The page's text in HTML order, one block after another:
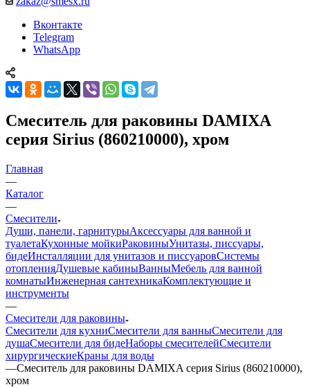
Вконтакте
Telegram
WhatsApp
Смеситель для раковины DAMIXA
серия Sirius (860210000), хром
Главная
—
Каталог
—
Смесители
Души, панели, гарнитурыАксессуары для ванной и
туалетаКухонные мойкиРаковиныУнитазы, писсуары,
бидеИнсталляции для унитазов и писсуаровСистемы
отопленияДушевые кабиныВанныМебель для ванной
комнатыИнженерная сантехникаКомплектующие и
инструменты
—
Смесители для раковины
Смесители для кухниСмесители для ванныСмесители для
душаСмесители для бидеНаборы смесителейСмесители
хирургическиеКраны для воды
—Смеситель для раковины DAMIXA серия Sirius (860210000),
хром